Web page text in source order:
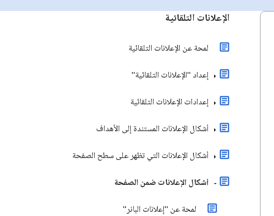
الإعلانات التلقائية
لمحة عن الإعلانات التلقائية
إعداد "الإعلانات التلقائية"
إعدادات الإعلانات التلقائية
أشكال الإعلانات المستندة إلى الأهداف
أشكال الإعلانات التي تظهر على سطح الصفحة
أشكال الإعلانات ضمن الصفحة
لمحة عن "إعلانات البانر"